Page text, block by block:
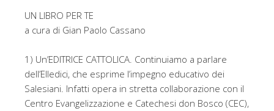
UN LIBRO PER TE
a cura di Gian Paolo Cassano
1) Un’EDITRICE CATTOLICA. Continuiamo a parlare
dell’Elledici, che esprime l’impegno educativo dei
Salesiani. Infatti opera in stretta collaborazione con il
Centro Evangelizzazione e Catechesi don Bosco (CEC),